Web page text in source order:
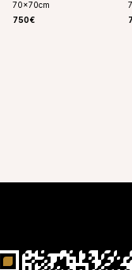
70x70cm
750€